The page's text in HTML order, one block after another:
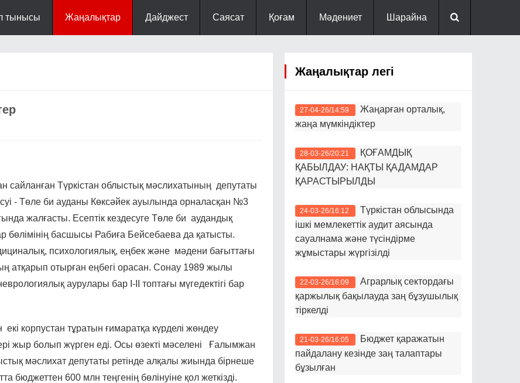
тынысы Жаңалықтар Дайджест Саясат Қоғам Мәдениет Шарайна
Түркістан облыстық мәслихатының депутаты
- Төле би ауданы Көксәйек ауылында орналасқан №3
жалғасты. Есептік кездесуге Төле би аудандық
бөлімінің басшысы Рабиға Бейсебаева да қатысты.
психологиялық, еңбек және мәдени бағыттағы
атқарып отырған еңбегі орасан. Сонау 1989 жылы
аурулары бар І-ІІ топтағы мүгедектігі бар
корпустан тұратын ғимаратқа күрделі жөндеу
жыр болып жүрген еді. Осы өзекті мәселені Ғалымжан
мәслихат депутаты ретінде алқалы жиында бірнеше
бюджеттен 600 млн теңгенің бөлінуіне қол жеткізді.
Жаңалықтар легі
27-04-26/14:59
Жаңарған орталық,
жаңа мүмкіндіктер
28-03-26/20:21
ҚОҒАМДЫҚ
ҚАБЫЛДАУ: НАҚТЫ ҚАДАМДАР
ҚАРАСТЫРЫЛДЫ
24-03-26/16:12
Түркістан облысында
ішкі мемлекеттік аудит аясында
сауалнама және түсіндірме
жұмыстары жүргізілді
22-03-26/16:09
Аграрлық сектордағы
қаржылық бақылауда заң бұзушылық
тіркелді
21-03-26/16:05
Бюджет қаражатын
пайдалану кезінде заң талаптары
бұзылған